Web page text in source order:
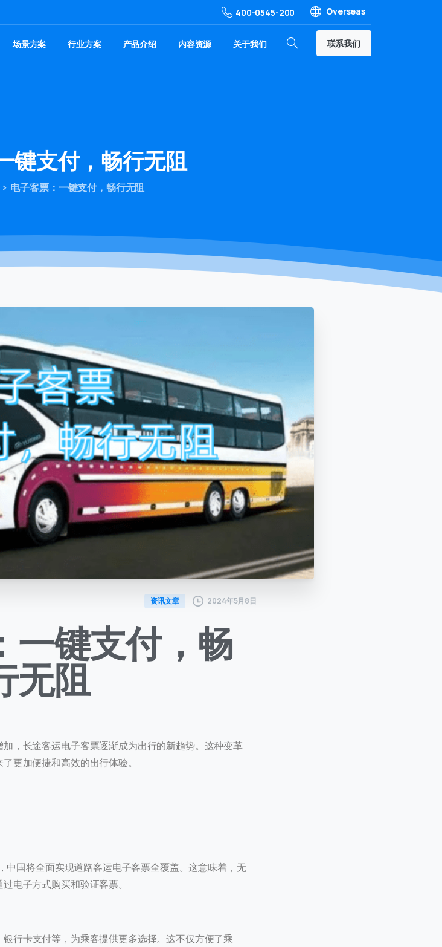
400-0545-200 Overseas
场景方案 行业方案 产品介绍 内容资源 关于我们 联系我们
键支付，畅行无阻
电子客票：一键支付，畅行无阻
资讯文章 2024年5月8日
一键支付，畅
无阻
，长途客运电子客票逐渐成为出行的新趋势。这种变革
更加便捷和高效的出行体验。
中国将全面实现道路客运电子客票全覆盖。这意味着，无
电子方式购买和验证客票。
银行卡支付等，为乘客提供更多选择。这不仅方便了乘